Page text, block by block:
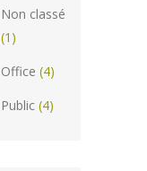
Non classé
(1)
Office (4)
Public (4)